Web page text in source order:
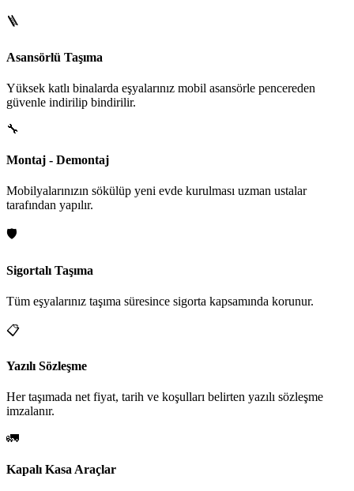
🪜
Asansörlü Taşıma
Yüksek katlı binalarda eşyalarınız mobil asansörle pencereden
güvenle indirilip bindirilir.
🔧
Montaj - Demontaj
Mobilyalarınızın sökülüp yeni evde kurulması uzman ustalar
tarafından yapılır.
🛡️
Sigortalı Taşıma
Tüm eşyalarınız taşıma süresince sigorta kapsamında korunur.
📋
Yazılı Sözleşme
Her taşımada net fiyat, tarih ve koşulları belirten yazılı sözleşme
imzalanır.
🚛
Kapalı Kasa Araçlar